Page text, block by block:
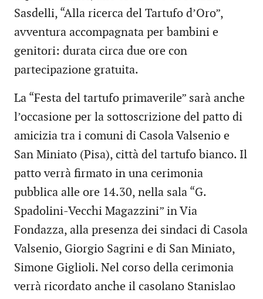
Sasdelli, “Alla ricerca del Tartufo d’Oro”,
avventura accompagnata per bambini e
genitori: durata circa due ore con
partecipazione gratuita.
La “Festa del tartufo primaverile” sarà anche
l’occasione per la sottoscrizione del patto di
amicizia tra i comuni di Casola Valsenio e
San Miniato (Pisa), città del tartufo bianco. Il
patto verrà firmato in una cerimonia
pubblica alle ore 14.30, nella sala “G.
Spadolini-Vecchi Magazzini” in Via
Fondazza, alla presenza dei sindaci di Casola
Valsenio, Giorgio Sagrini e di San Miniato,
Simone Giglioli. Nel corso della cerimonia
verrà ricordato anche il casolano Stanislao